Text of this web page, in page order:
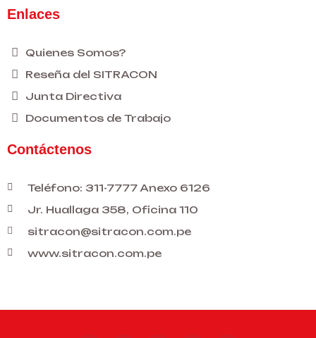
Enlaces
Quienes Somos?
Reseña del SITRACON
Junta Directiva
Documentos de Trabajo
Contáctenos
Teléfono: 311-7777 Anexo 6126
Jr. Huallaga 358, Oficina 110
sitracon@sitracon.com.pe
www.sitracon.com.pe